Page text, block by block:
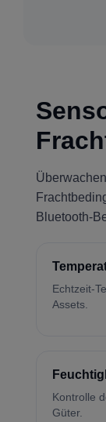
Bluetooth-
Echtzeit-
Assets.
Kontrolle
Güter.